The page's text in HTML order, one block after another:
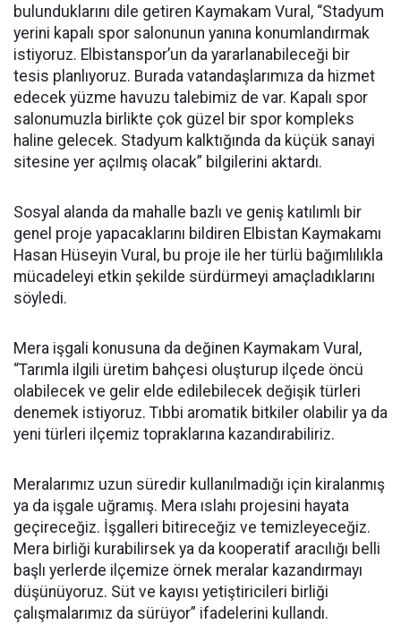
bulunduklarını dile getiren Kaymakam Vural, “Stadyum
yerini kapalı spor salonunun yanına konumlandırmak
istiyoruz. Elbistanspor’un da yararlanabileceği bir
tesis planlıyoruz. Burada vatandaşlarımıza da hizmet
edecek yüzme havuzu talebimiz de var. Kapalı spor
salonumuzla birlikte çok güzel bir spor kompleks
haline gelecek. Stadyum kalktığında da küçük sanayi
sitesine yer açılmış olacak” bilgilerini aktardı.
Sosyal alanda da mahalle bazlı ve geniş katılımlı bir
genel proje yapacaklarını bildiren Elbistan Kaymakamı
Hasan Hüseyin Vural, bu proje ile her türlü bağımlılıkla
mücadeleyi etkin şekilde sürdürmeyi amaçladıklarını
söyledi.
Mera işgali konusuna da değinen Kaymakam Vural,
“Tarımla ilgili üretim bahçesi oluşturup ilçede öncü
olabilecek ve gelir elde edilebilecek değişik türleri
denemek istiyoruz. Tıbbi aromatik bitkiler olabilir ya da
yeni türleri ilçemiz topraklarına kazandırabiliriz.
Meralarımız uzun süredir kullanılmadığı için kiralanmış
ya da işgale uğramış. Mera ıslahı projesini hayata
geçireceğiz. İşgalleri bitireceğiz ve temizleyeceğiz.
Mera birliği kurabilirsek ya da kooperatif aracılığı belli
başlı yerlerde ilçemize örnek meralar kazandırmayı
düşünüyoruz. Süt ve kayısı yetiştiricileri birliği
çalışmalarımız da sürüyor” ifadelerini kullandı.